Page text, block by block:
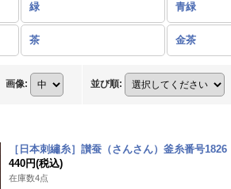
緑 青緑
茶 金茶
画像: 並び順:
［日本刺繡糸］讃蚕（さんさん）釜糸番号1826
440円(税込)
在庫数4点